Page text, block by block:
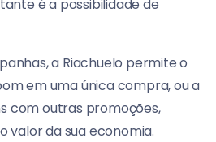
é a possibilidade de
a Riachuelo permite o
em uma única compra, ou a
com outras promoções,
valor da sua economia.